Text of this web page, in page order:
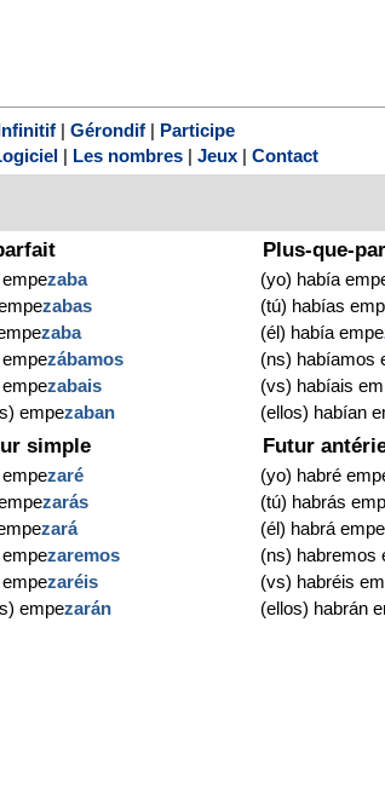
| Gérondif| Participe
| Les nombres | Jeux | Contact
zaba
zabas
zaba
zábamos
zabais
empezaban
Plus-que-
(yo) había
(tú) habías
(él) había empe
(ns) habíamos
(vs) habíais
(ellos) habían
simple
zaré
zarás
zará
zaremos
zaréis
empezarán
Futur
(yo) habré
(tú) habrás
(él) habrá empe
(ns) habremos
(vs) habréis
(ellos) habrán